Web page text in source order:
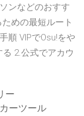
ンなどのおすす
めの最短ルート
順 VIPでOsu!をや
2.公式でアカウ
ー
ーツール